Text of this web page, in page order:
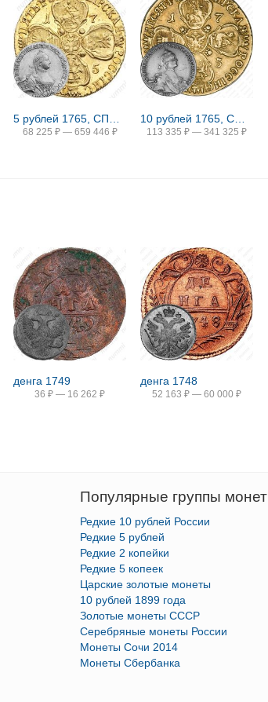
68 225 ₽ — 659 446 ₽ 113 335 ₽ — 341 325 ₽
денга 1749
36 ₽ — 16 262 ₽
денга 1748
52 163 ₽ — 60 000 ₽
Популярные группы монет
Редкие 10 рублей России
Редкие 5 рублей
Редкие 2 копейки
Редкие 5 копеек
Царские золотые монеты
10 рублей 1899 года
Золотые монеты СССР
Серебряные монеты России
Монеты Сочи 2014
Монеты Сбербанка